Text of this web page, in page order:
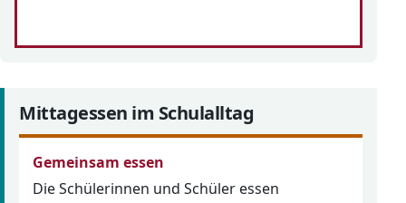
Mittagessen im Schulalltag
Gemeinsam essen
Die Schülerinnen und Schüler essen